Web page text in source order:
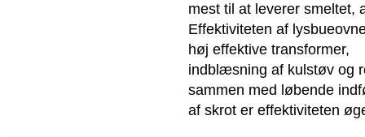
mest til at leverer smeltet,
Effektiviteten af
høj effektive transformer,
indblæsning af kulstøv og
sammen med løbende
af skrot er effektiviteten